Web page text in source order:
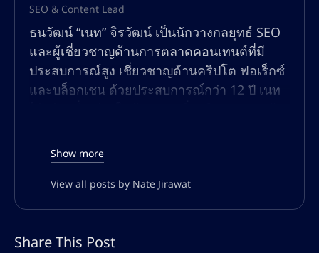
SEO & Content Lead
ธนวัฒน์ “เนท” จิรวัฒน์ เป็นนักวางกลยุทธ์ SEO
และผู้เชี่ยวชาญด้านการตลาดคอนเทนต์ที่มี
ประสบการณ์สูง เชี่ยวชาญด้านคริปโต ฟอเร็กซ์
และบล็อกเชน ด้วยประสบการณ์กว่า 12 ปี เนท
ในการค้นหา และการสร้างคอนเทนต์ที่มีอัตรา
การแปลงสูงสำหรับแพลตฟอร์มทางการเงินและ
การซื้อขายทั่วโลก
เทคนิค การปรับแต่งทั้งแบบออนเพจและออฟ
Show more
View all posts by Nate Jirawat
Share This Post